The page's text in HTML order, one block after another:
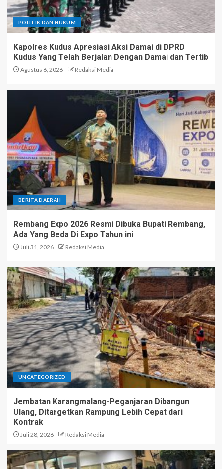
POLITIK DAN HUKUM
Kapolres Kudus Apresiasi Aksi Damai di DPRD
Kudus Yang Telah Berjalan Dengan Damai dan Tertib
Agustus 6, 2026 Redaksi Media
BERITA DAERAH
Rembang Expo 2026 Resmi Dibuka Bupati Rembang,
Ada Yang Beda Di Expo Tahun ini
Juli 31, 2026 Redaksi Media
UNCATEGORIZED
Jembatan Karangmalang-Peganjaran Dibangun
Ulang, Ditargetkan Rampung Lebih Cepat dari
Kontrak
Juli 28, 2026 Redaksi Media